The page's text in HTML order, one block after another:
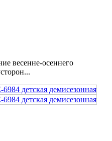
весенне-осеннего